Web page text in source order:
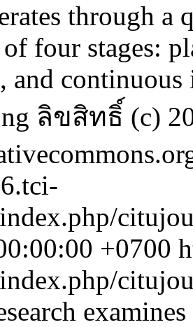
through a
four stages:
and
ลิขสิทธิ์ (c)
+0700